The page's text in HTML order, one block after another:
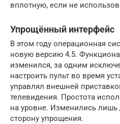
вплотную, если не
Упрощённый интерфейс
В этом году операционная
новую версию 4.5.
изменился, за одним
настроить пульт во время
управлял внешней
телевидения. Простота
на уровне. Изменились лишь
сторону упрощения.